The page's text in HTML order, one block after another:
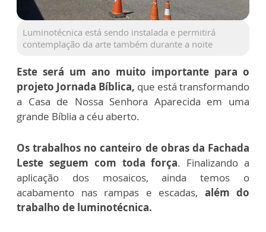
Luminotécnica está sendo instalada e permitirá
contemplação da arte também durante a noite
Este será um ano muito importante para o
projeto Jornada Bíblica, que está transformando
a Casa de Nossa Senhora Aparecida em uma
grande Bíblia a céu aberto.
Os trabalhos no canteiro de obras da Fachada
Leste seguem com toda força. Finalizando a
aplicação dos mosaicos, ainda temos o
acabamento nas rampas e escadas, além do
trabalho de luminotécnica.